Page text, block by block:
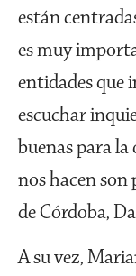
están
es muy
entidades que
escuchar
buenas para
nos hacen son
de Córdoba,
A su vez,